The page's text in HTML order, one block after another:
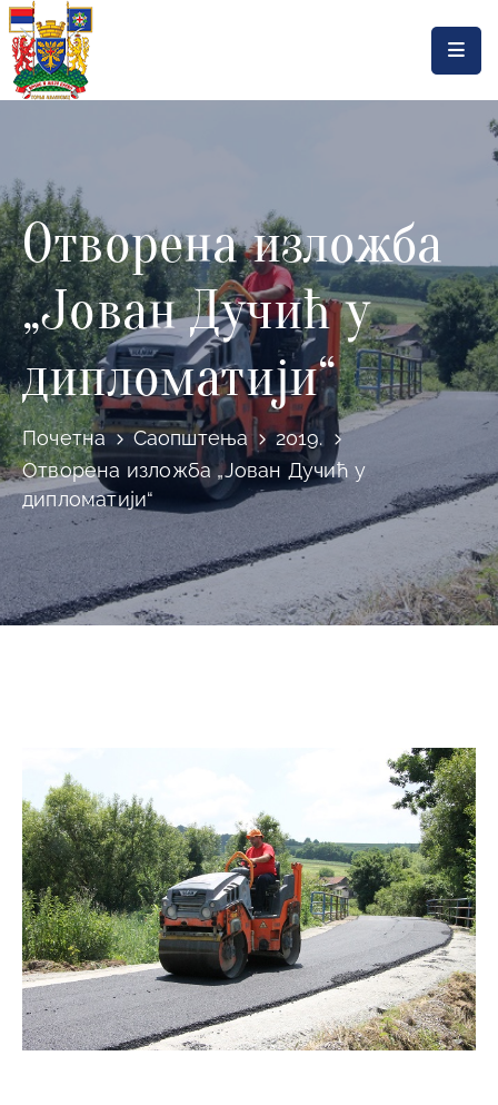
Насловна
самоуправа
Општинска
управа
Актуелности
Документа
Горњи
Милановац
Отворена изложба
„Јован Дучић у
дипломатији“
Почетна Саопштења
2019.
Отворена изложба „Јован Дучић у
дипломатији“